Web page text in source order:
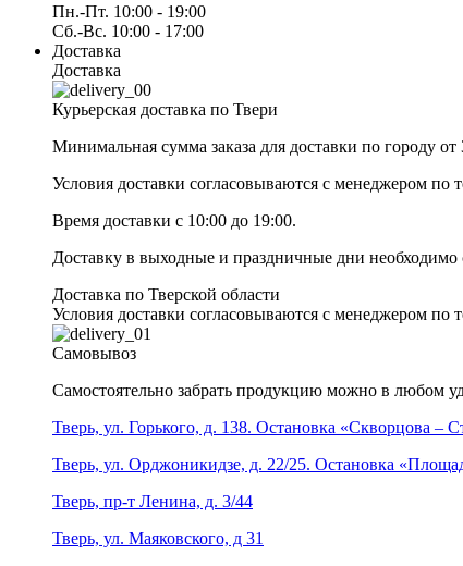
Пн.-Пт. 10:00 - 19:00
Сб.-Вс. 10:00 - 17:00
Доставка
Доставка
Курьерская доставка по Твери
Минимальная сумма заказа для доставки по городу от
Условия доставки согласовываются с менеджером
Время доставки с 10:00 до 19:00.
Доставку в выходные и праздничные дни
Доставка по Тверской области
Условия доставки согласовываются с менеджером
Самовывоз
Самостоятельно забрать продукцию можно в любом
Тверь, ул. Горького, д. 138. Остановка «Скворцова –
Тверь, ул. Орджоникидзе, д. 22/25. Остановка
Тверь, пр-т Ленина, д. 3/44
Тверь, ул. Маяковского, д 31